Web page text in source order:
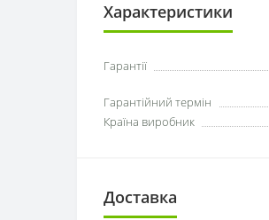
Характеристики
Гарантії
Гарантійний термін
Країна виробник
Доставка